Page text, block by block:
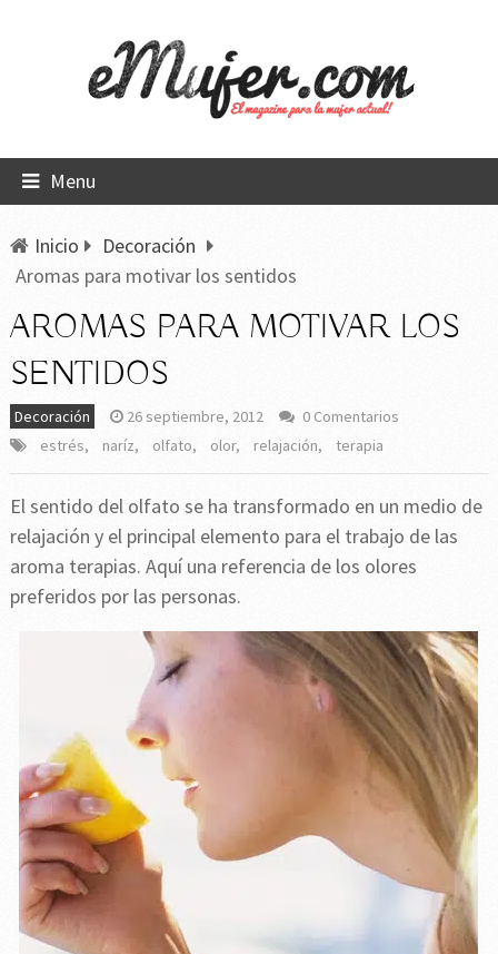
Menu
Inicio
Decoración
Aromas para motivar los sentidos
AROMAS PARA MOTIVAR LOS
SENTIDOS
Decoración 26 septiembre, 2012
0 Comentarios
estrés, naríz, olfato, olor, relajación, terapia
El sentido del olfato se ha transformado en un medio de
relajación y el principal elemento para el trabajo de las
aroma terapias. Aquí una referencia de los olores
preferidos por las personas.